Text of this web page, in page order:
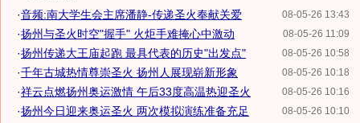
08-05-26 13:43
·音频:南大学生会主席潘静-传递圣火奉献关爱
08-05-26 11:09
·扬州与圣火时空"握手" 火炬手难掩心中激动
08-05-26 10:58
·扬州传递大王庙起跑 最具代表的历史"出发点"
08-05-26 10:18
·千年古城热情尊崇圣火 扬州人展现崭新形象
08-05-26 10:16
·祥云点燃扬州奥运激情 午后33度高温热迎圣火
08-05-26 10:10
·扬州今日迎来奥运圣火 两次模拟演练准备充足